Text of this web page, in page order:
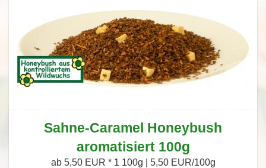
Sahne-Caramel Honeybush
aromatisiert 100g
ab 5,50 EUR * 1 100g | 5,50 EUR/100g